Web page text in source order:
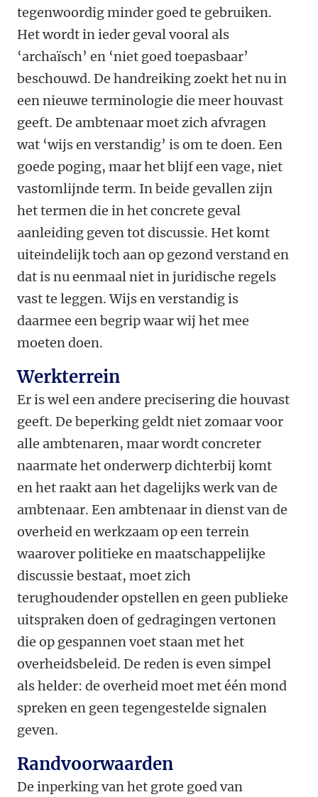
tegenwoordig minder goed te gebruiken.
Het wordt in ieder geval vooral als
‘archaïsch’ en ‘niet goed toepasbaar’
beschouwd. De handreiking zoekt het nu in
een nieuwe terminologie die meer houvast
geeft. De ambtenaar moet zich afvragen
wat ‘wijs en verstandig’ is om te doen. Een
goede poging, maar het blijf een vage, niet
vastomlijnde term. In beide gevallen zijn
het termen die in het concrete geval
aanleiding geven tot discussie. Het komt
uiteindelijk toch aan op gezond verstand en
dat is nu eenmaal niet in juridische regels
vast te leggen. Wijs en verstandig is
daarmee een begrip waar wij het mee
moeten doen.
Werkterrein
Er is wel een andere precisering die houvast
geeft. De beperking geldt niet zomaar voor
alle ambtenaren, maar wordt concreter
naarmate het onderwerp dichterbij komt
en het raakt aan het dagelijks werk van de
ambtenaar. Een ambtenaar in dienst van de
overheid en werkzaam op een terrein
waarover politieke en maatschappelijke
discussie bestaat, moet zich
terughoudender opstellen en geen publieke
uitspraken doen of gedragingen vertonen
die op gespannen voet staan met het
overheidsbeleid. De reden is even simpel
als helder: de overheid moet met één mond
spreken en geen tegengestelde signalen
geven.
Randvoorwaarden
De inperking van het grote goed van